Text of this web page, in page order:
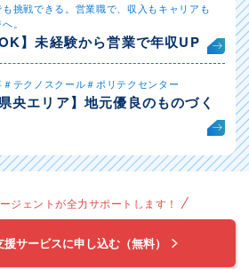
挑戦できる。営業職で、収入もキャリアも
。
OK】未経験から営業で年収UP
＃テクノスクール＃ポリテクセンター
央エリア】地元優良のものづく
ジェントが全力サポートします！
サービスに申し込む（無料）